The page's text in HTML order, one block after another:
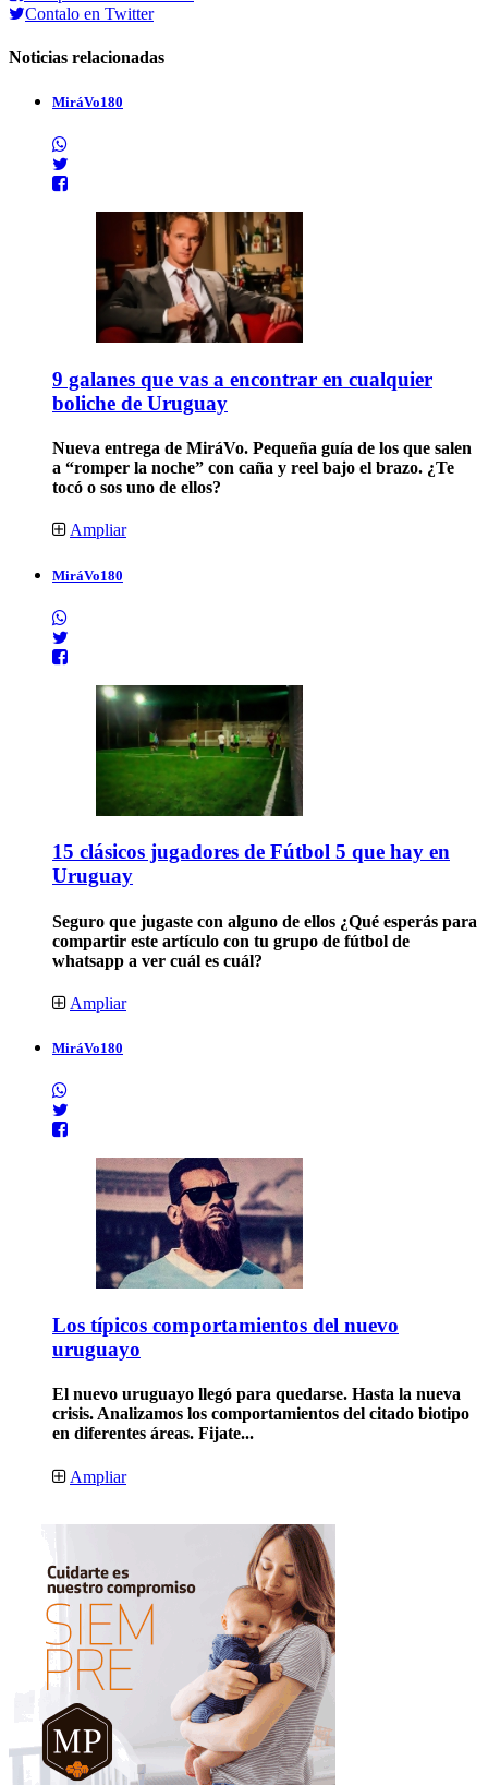
Contalo en Twitter
Noticias relacionadas
MiráVo180
9 galanes que vas a encontrar en cualquier
boliche de Uruguay
Nueva entrega de MiráVo. Pequeña guía de los que salen
a “romper la noche” con caña y reel bajo el brazo. ¿Te
tocó o sos uno de ellos?
Ampliar
MiráVo180
15 clásicos jugadores de Fútbol 5 que hay en
Uruguay
Seguro que jugaste con alguno de ellos ¿Qué esperás para
compartir este artículo con tu grupo de fútbol de
whatsapp a ver cuál es cuál?
Ampliar
MiráVo180
Los típicos comportamientos del nuevo
uruguayo
El nuevo uruguayo llegó para quedarse. Hasta la nueva
crisis. Analizamos los comportamientos del citado biotipo
en diferentes áreas. Fijate...
Ampliar